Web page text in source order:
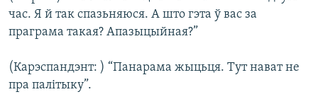
час. Я й так спазьняюся. А што гэта ў вас за
праграма такая? Апазыцыйная?”
(Карэспандэнт: ) “Панарама жыцьця. Тут нават не
пра палітыку”.